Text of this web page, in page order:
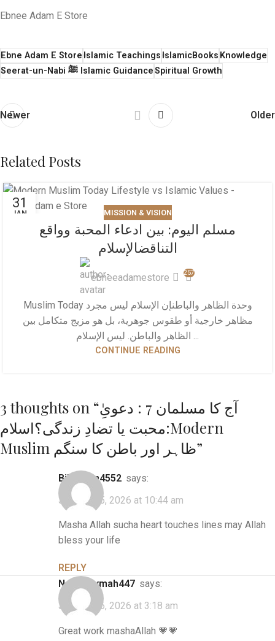
Ebnee Adam E Store
​Ebne Adam E Store​Islamic TeachingsIslamicBooks​Knowledge
Seerat-un-Nabi ﷺ ​Islamic Guidance​Spiritual Growth
Newer Older
Related Posts
31
JAN MISSION & VISION
مسلم اليوم: بين ادعاء المحبة وواقع
التناقض​الإسلام
ebneeadamestore 257
Muslim Today وحدة الظاهر والباطن​إن الإسلام ليس مجرد
مظاهر خارجية أو طقوس جوهرية، بل هو مزيج متكامل بين
الظاهر والباطن. ليس الإسلام ...
CONTINUE READING
3 thoughts on “​آج کا مسلمان 7 : دعویِٰ
محبت یا تضادِ زندگی؟​اسلام:Modern
Muslim ظاہر اور باطن کا سنگم”
bilalkhan4552 says:
January 25, 2026 at 10:44 am
Masha Allah sucha heart touches lines may Allah
bless your life
REPLY
noorfatymah447 says:
January 26, 2026 at 3:18 am
Great work mashaAllah 💗💗